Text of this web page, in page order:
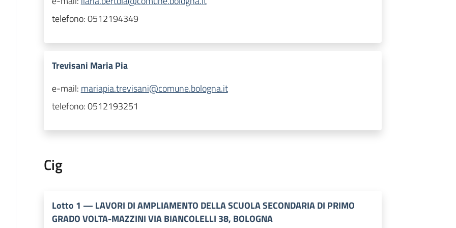
telefono:0512194349
Trevisani Maria Pia
e-mail: mariapia.trevisani@comune.bologna.it
telefono:0512193251
Cig
Lotto 1 — LAVORI DI AMPLIAMENTO DELLA SCUOLA SECONDARIA DI PRIMO
GRADO VOLTA-MAZZINI VIA BIANCOLELLI 38, BOLOGNA